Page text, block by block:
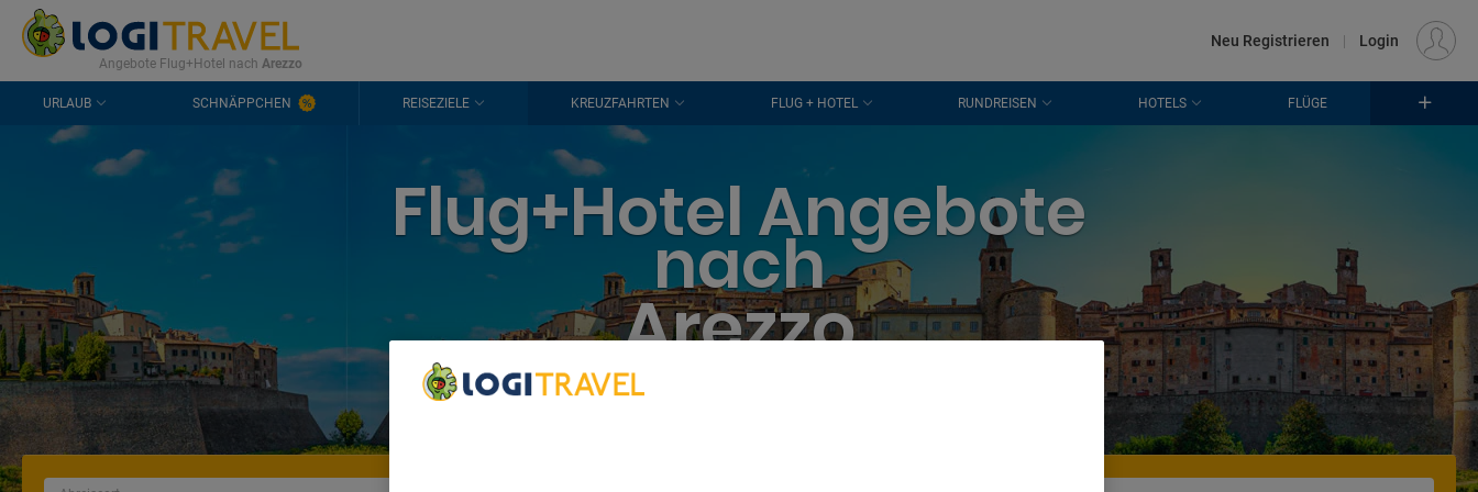
KONTAKT HÄUFIGE FRAGEN 0298 1909 3897 EUR
Angebote Flug+Hotel nach Arezzo
Neu Registrieren | Login
URLAUB SCHNÄPPCHEN REISEZIELE KREUZFAHRTEN FLUG + HOTEL RUNDREISEN HOTELS FLÜGE
Flug+Hotel Angebote
nach
Arezzo
Flug- und Hotelangebote für Ihren Urlaub